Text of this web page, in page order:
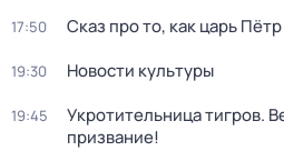
17:50 Сказ про то, как царь
19:30 Новости культуры
19:45
Укротительница тигров.
призвание!